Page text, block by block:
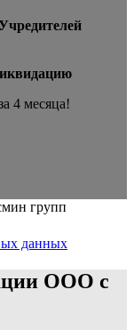
4 месяца!
групп
данных
ООО с